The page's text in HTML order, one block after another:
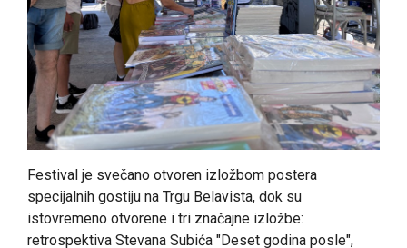
Festival je svečano otvoren izložbom postera
specijalnih gostiju na Trgu Belavista, dok su
istovremeno otvorene i tri značajne izložbe:
retrospektiva Stevana Subića "Deset godina posle",